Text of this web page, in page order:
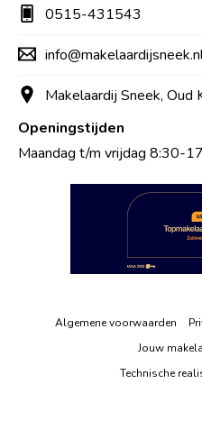
0515-431543
Makelaardij Sneek, Oud
Openingstijden
Maandag t/m vrijdag 8:30-
Algemene voorwaarden
Jouw
Technische